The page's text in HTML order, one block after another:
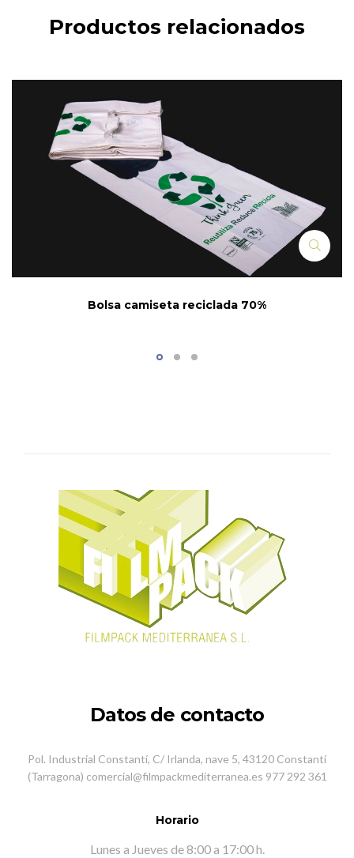
Productos relacionados
Bolsa camiseta reciclada 70%
Datos de contacto
Pol. Industrial Constantí, C/ Irlanda, nave 5, 43120 Constantí
(Tarragona) comercial@filmpackmediterranea.es 977 292 361
Horario
Lunes a Jueves de 8:00 a 17:00 h.